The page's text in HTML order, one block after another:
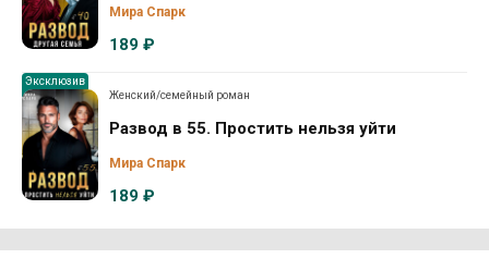
Мира Спарк
189 ₽
Эксклюзив
Женский/семейный роман
Развод в 55. Простить нельзя уйти
Мира Спарк
189 ₽